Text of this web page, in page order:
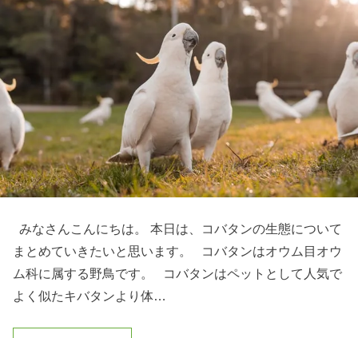
みなさんこんにちは。 本日は、コバタンの生態について
まとめていきたいと思います。 コバタンはオウム目オウ
ム科に属する野鳥です。 コバタンはペットとして人気で
よく似たキバタンより体…